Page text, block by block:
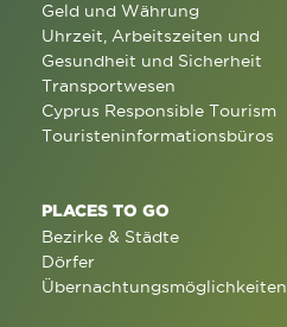
Geld und Währung
Uhrzeit, Arbeitszeiten und
Gesundheit und Sicherheit
Transportwesen
Cyprus Responsible Tourism
Touristeninformationsbüros
PLACES TO GO
Bezirke & Städte
Dörfer
Übernachtungsmöglichkeiten